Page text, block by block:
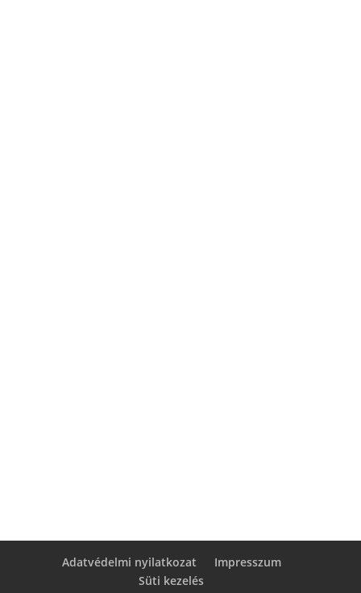
Adatvédelmi nyilatkozat
Impresszum
Süti kezelés